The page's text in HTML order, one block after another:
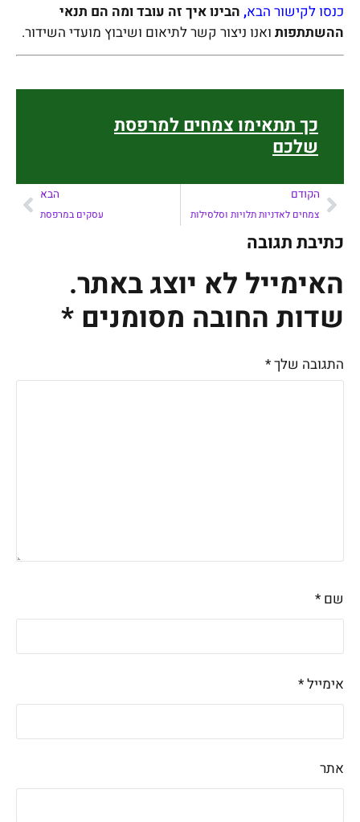
כנסו לקישור הבא, הבינו איך זה עובד ומה הם תנאי
ההשתתפות ואנו ניצור קשר לתיאום ושיבוץ מועדי השידור.
כך תתאימו צמחים למרפסת
שלכם
הקודם
צמחים לאדניות תלויות וסלסילות
הבא
עסקים במרפסת
כתיבת תגובה
האימייל לא יוצג באתר.
שדות החובה מסומנים *
התגובה שלך*
שם *
אימייל*
אתר